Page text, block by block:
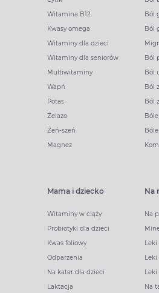
Witamina B12
Kwasy omega
Witaminy dla dzieci
Witaminy dla seniorów
Multiwitaminy
Wapń
Potas
Żelazo
Żeń-szeń
Magnez
Ból
Ból
Ból
Ból
Ból
Ból
Mama i dziecko
Witaminy w ciąży
Probiotyki dla dzieci
Kwas foliowy
Odparzenia
Na katar dla dzieci
Laktacja
Na
Na
Leki
Leki
Na